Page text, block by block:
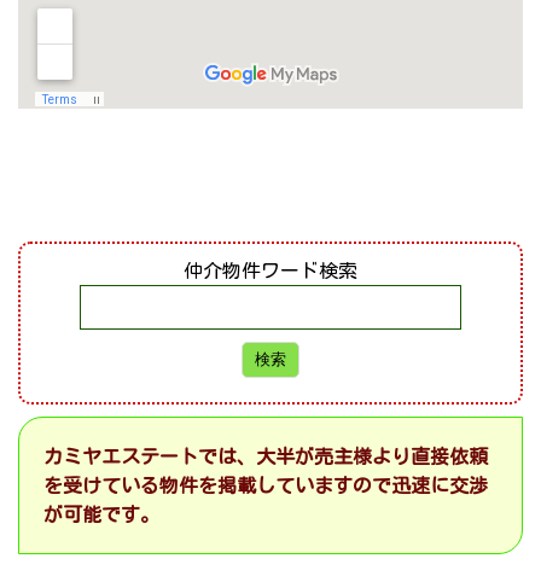
仲介物件ワード検索
カミヤエステートでは、大半が売主様より直接依頼
を受けている物件を掲載していますので迅速に交渉
が可能です。